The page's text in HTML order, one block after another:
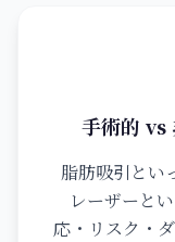
手術的 vs
脂肪吸引とい
レーザーと
応・リスク・